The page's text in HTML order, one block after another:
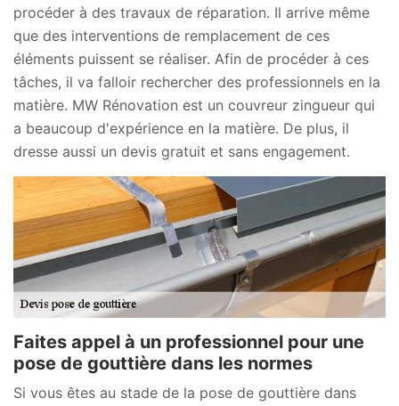
procéder à des travaux de réparation. Il arrive même
que des interventions de remplacement de ces
éléments puissent se réaliser. Afin de procéder à ces
tâches, il va falloir rechercher des professionnels en la
matière. MW Rénovation est un couvreur zingueur qui
a beaucoup d'expérience en la matière. De plus, il
dresse aussi un devis gratuit et sans engagement.
Faites appel à un professionnel pour une
pose de gouttière dans les normes
Si vous êtes au stade de la pose de gouttière dans